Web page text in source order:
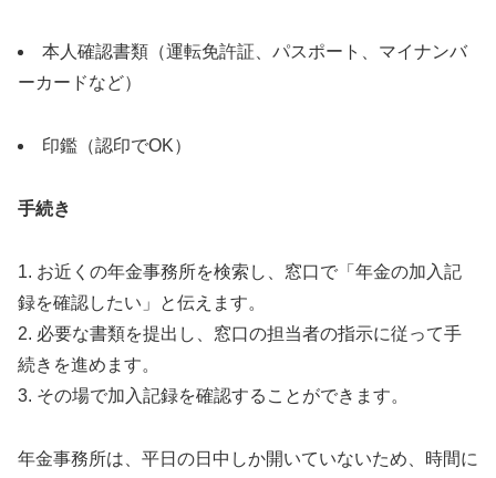
本人確認書類（運転免許証、パスポート、マイナンバ
ーカードなど）
印鑑（認印でOK）
手続き
1. お近くの年金事務所を検索し、窓口で「年金の加入記
録を確認したい」と伝えます。
2. 必要な書類を提出し、窓口の担当者の指示に従って手
続きを進めます。
3. その場で加入記録を確認することができます。
年金事務所は、平日の日中しか開いていないため、時間に